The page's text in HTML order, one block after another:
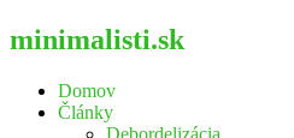
minimalisti.sk
Domov
Články
Debordelizácia